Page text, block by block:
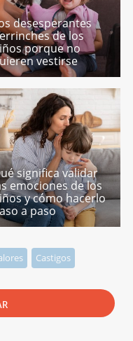
desesperantes
de los
porque no
vestirse
significa validar
emociones de los
y cómo hacerlo
a paso
Castigos